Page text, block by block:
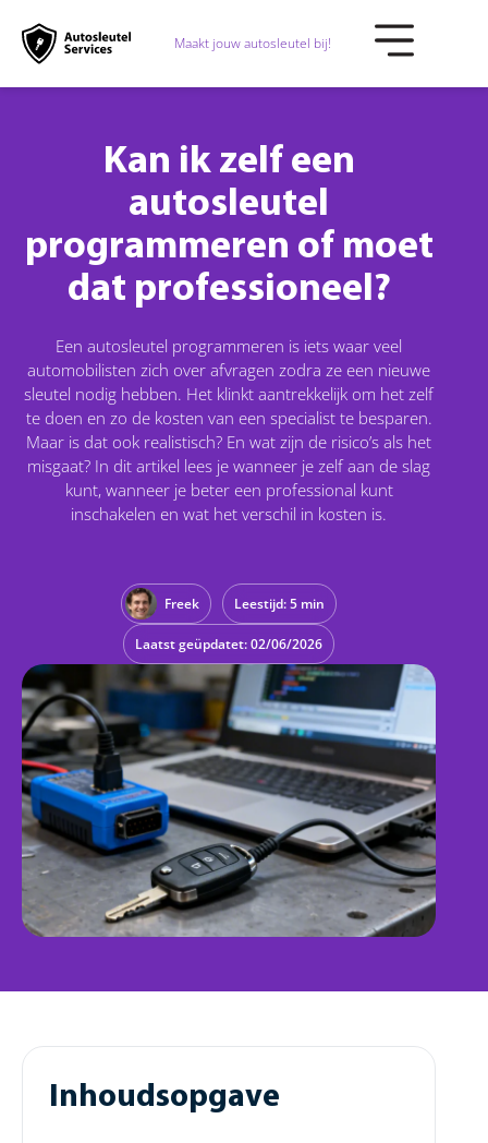
Maakt jouw autosleutel bij!
Kan ik zelf een
autosleutel
programmeren of moet
dat professioneel?
Een autosleutel programmeren is iets waar veel
automobilisten zich over afvragen zodra ze een nieuwe
sleutel nodig hebben. Het klinkt aantrekkelijk om het zelf
te doen en zo de kosten van een specialist te besparen.
Maar is dat ook realistisch? En wat zijn de risico’s als het
misgaat? In dit artikel lees je wanneer je zelf aan de slag
kunt, wanneer je beter een professional kunt
inschakelen en wat het verschil in kosten is.
Freek Leestijd: 5 min
Laatst geüpdatet: 02/06/2026
Inhoudsopgave